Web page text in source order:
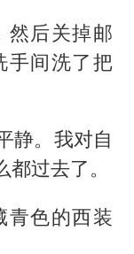
然后关掉邮
手间洗了把
静。我对自
过去了。
青色的西装